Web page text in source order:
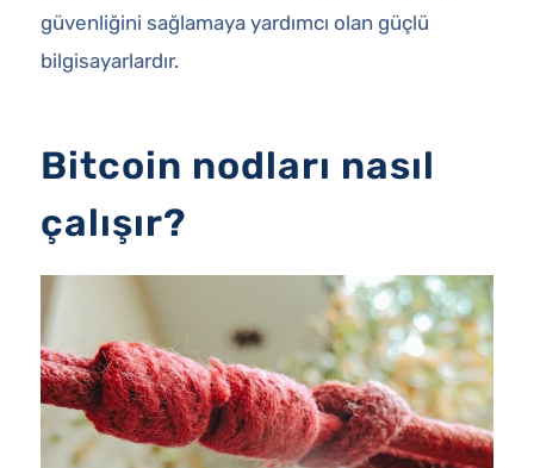
güvenliğini sağlamaya yardımcı olan güçlü
bilgisayarlardır.
Bitcoin nodları nasıl
çalışır?